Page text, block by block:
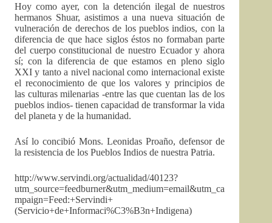
Hoy como ayer, con la detención ilegal de nuestros
hermanos Shuar, asistimos a una nueva situación de
vulneración de derechos de los pueblos indios, con la
diferencia de que hace siglos éstos no formaban parte
del cuerpo constitucional de nuestro Ecuador y ahora
sí; con la diferencia de que estamos en pleno siglo
XXI y tanto a nivel nacional como internacional existe
el reconocimiento de que los valores y principios de
las culturas milenarias -entre las que cuentan las de los
pueblos indios- tienen capacidad de transformar la vida
del planeta y de la humanidad.
Así lo concibió Mons. Leonidas Proaño, defensor de
la resistencia de los Pueblos Indios de nuestra Patria.
http://www.servindi.org/actualidad/40123?
utm_source=feedburner&utm_medium=email&utm_ca
mpaign=Feed:+Servindi+
(Servicio+de+Informaci%C3%B3n+Indigena)